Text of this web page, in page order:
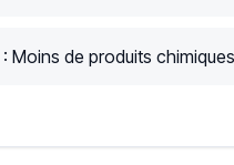
: Moins de produits